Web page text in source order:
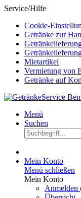
Service/Hilfe
Cookie-
Getränke zur
Mietartikel
Vermietung von
Getränke auf
Menü
Suchen
Mein Konto
Menü schließen
Mein Konto
Anmelden